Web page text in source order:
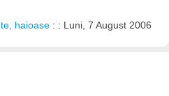
haioase : : Luni, 7 August 2006